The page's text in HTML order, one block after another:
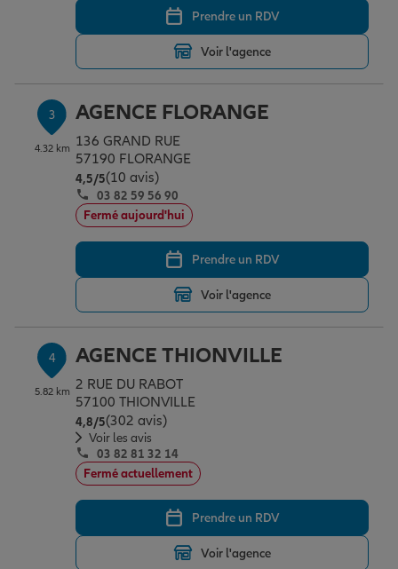
Garantie des accidents de la vie
Assurance scolaire
Protection juridique
Retraite
Tous nos devis d'assurance
Prendre un RDV
Voir l'agence
3
4.32 km
AGENCE FLORANGE
136 GRAND RUE
57190 FLORANGE
4,5/5Note de 4.5 sur 5
(10 avis)
03 82 59 56 90
Fermé aujourd'hui
Prendre un RDV
Voir l'agence
4
5.82 km
AGENCE THIONVILLE
2 RUE DU RABOT
57100 THIONVILLE
4,8/5Note de 4.8 sur 5
(302 avis)
Voir les avis
03 82 81 32 14
Fermé actuellement
Prendre un RDV
Voir l'agence